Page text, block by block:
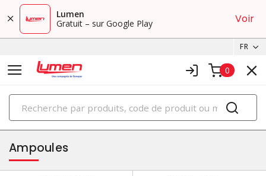
Lumen
Gratuit – sur Google Play
Voir
FR
0
PRODUITS
éclairage
Ampoules